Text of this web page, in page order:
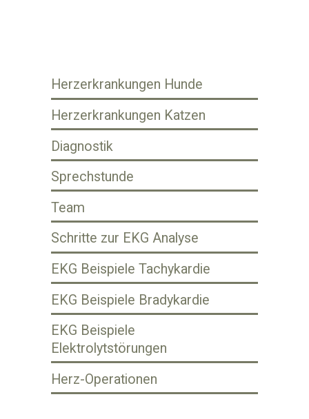
Herzerkrankungen Hunde
Herzerkrankungen Katzen
Diagnostik
Sprechstunde
Team
Schritte zur EKG Analyse
EKG Beispiele Tachykardie
EKG Beispiele Bradykardie
EKG Beispiele
Elektrolytstörungen
Herz-Operationen